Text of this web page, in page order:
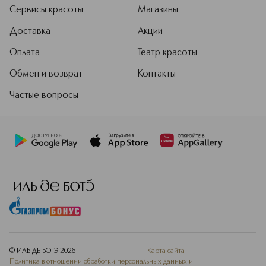
Сервисы красоты
Доставка
Оплата
Обмен и возврат
Частые вопросы
Магазины
Акции
Театр красоты
Контакты
© ИЛЬ ДЕ БОТЭ 2026
Карта сайта
Политика в отношении обработки персональных данных и